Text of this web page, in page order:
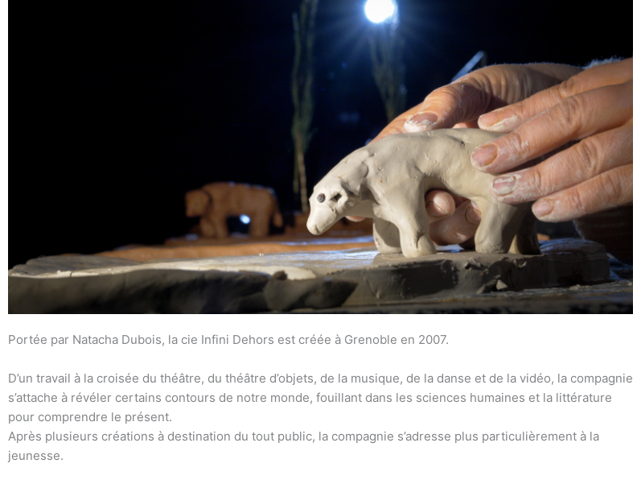
Portée par Natacha Dubois, la cie Infini Dehors est créée à Grenoble en 2007.
D’un travail à la croisée du théâtre, du théâtre d’objets, de la musique, de la danse et de la vidéo, la compagnie
s’attache à révéler certains contours de notre monde, fouillant dans les sciences humaines et la littérature
pour comprendre le présent.
Après plusieurs créations à destination du tout public, la compagnie s’adresse plus particulièrement à la
jeunesse.